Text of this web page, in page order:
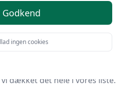
hvor du finder de bedste
udvalgt 1 produkter til dig!
noget specifikt eller
dækket det hele i vores liste.
Godkend
ingen cookies